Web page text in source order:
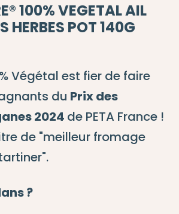
100% VEGETAL AIL
HERBES POT 140G
Végétal est fier de faire
du Prix des
2024 de PETA France !
de "meilleur fromage
?